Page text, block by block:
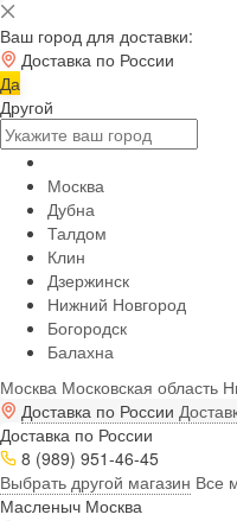
Ваш город для доставки:
Доставка по России
Да
Другой
Москва
Дубна
Талдом
Клин
Дзержинск
Нижний Новгород
Богородск
Балахна
Москва Московская область
Доставка по России
Доставка по России
8 (989) 951-46-45
Выбрать другой магазин Все
Масленыч Москва